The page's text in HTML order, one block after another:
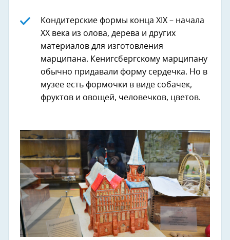
Кондитерские формы конца XIX – начала
XX века из олова, дерева и других
материалов для изготовления
марципана. Кенигсбергскому марципану
обычно придавали форму сердечка. Но в
музее есть формочки в виде собачек,
фруктов и овощей, человечков, цветов.